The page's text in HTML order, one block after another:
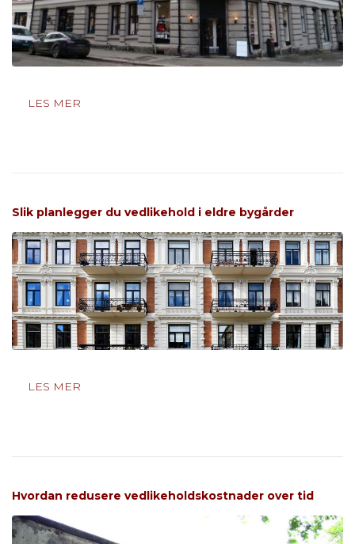
LES MER
Slik planlegger du vedlikehold i eldre bygårder
LES MER
Hvordan redusere vedlikeholdskostnader over tid